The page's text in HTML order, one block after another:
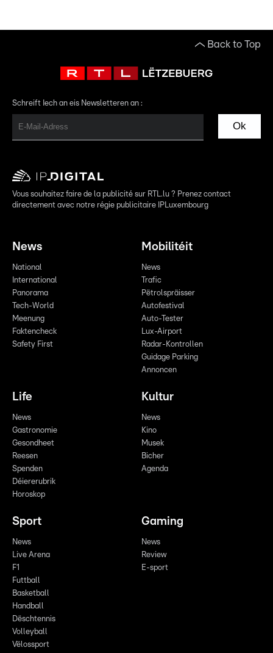
Back to Top
Schreift Iech an eis Newsletteren an :
Ok
Vous souhaitez faire de la publicité sur RTL.lu ? Prenez contact
directement avec notre régie publicitaire IPLuxembourg
News
National
International
Panorama
Tech-World
Meenung
Faktencheck
Safety First
Mobilitéit
News
Trafic
Pëtrolspräisser
Autofestival
Auto-Tester
Lux-Airport
Radar-Kontrollen
Guidage Parking
Annoncen
Life
News
Gastronomie
Gesondheet
Reesen
Spenden
Déiererubrik
Horoskop
Kultur
News
Kino
Musek
Bicher
Agenda
Sport
News
Live Arena
F1
Futtball
Basketball
Handball
Dëschtennis
Volleyball
Vëlossport
Gaming
News
Review
E-sport